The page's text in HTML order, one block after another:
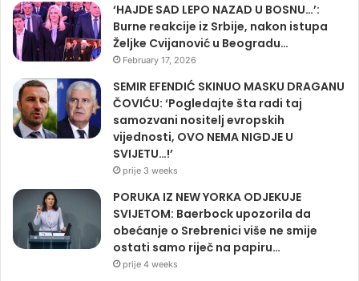
‘HAJDE SAD LEPO NAZAD U BOSNU…’:
Burne reakcije iz Srbije, nakon istupa
Željke Cvijanović u Beogradu…
February 17, 2026
SEMIR EFENDIĆ SKINUO MASKU DRAGANU
ČOVIĆU: ‘Pogledajte šta radi taj
samozvani nositelj evropskih
vijednosti, OVO NEMA NIGDJE U
SVIJETU…!’
prije 3 weeks
PORUKA IZ NEW YORKA ODJEKUJE
SVIJETOM: Baerbock upozorila da
obećanje o Srebrenici više ne smije
ostati samo riječ na papiru…
prije 4 weeks